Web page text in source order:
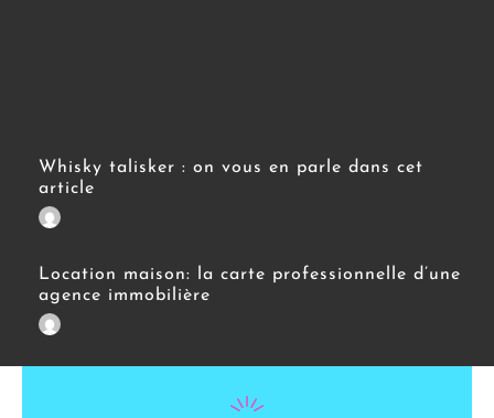
Whisky talisker : on vous en parle dans cet
article
Location maison: la carte professionnelle d’une
agence immobilière